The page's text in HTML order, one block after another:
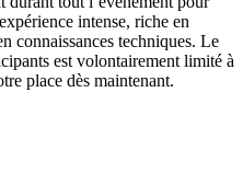
intense, riche en
connaissances techniques. Le
est volontairement limité à
place dès maintenant.